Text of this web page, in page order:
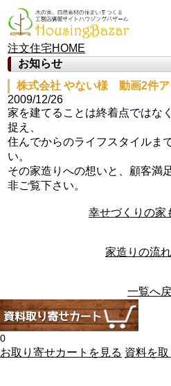
注文住宅HOME
お知らせ
株式会社 やない様 動画2件ア
2009/12/26
家を建てることは終着点ではな
捉え、
住んでからのライフスタイルま
い。
その家造りへの想いと、顧客満
非ご覧下さい。
幸せづくりの家
家造りの流
一覧へ
0
お取り寄せカートを見る 資料を